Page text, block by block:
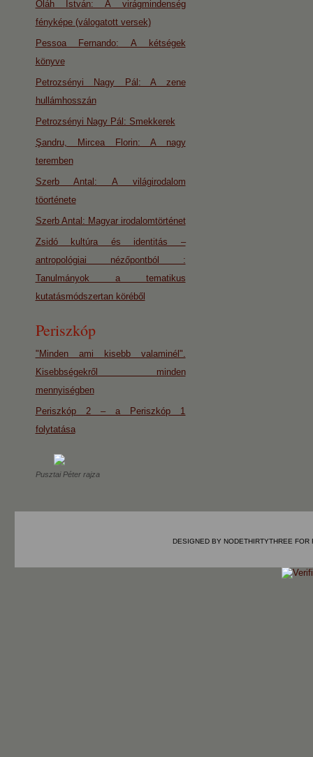
Oláh István: A virágmindenség
fényképe (válogatott versek)
Pessoa Fernando: A kétségek
könyve
Petrozsényi Nagy Pál: A zene
hullámhosszán
Petrozsényi Nagy Pál: Smekkerek
Şandru, Mircea Florin: A nagy
teremben
Szerb Antal: A világirodalom
töorténete
Szerb Antal: Magyar irodalomtörténet
Zsidó kultúra és identitás –
antropológiai nézőpontból :
Tanulmányok a tematikus
kutatásmódszertan köréből
Periszkóp
"Minden ami kisebb valaminél".
Kisebbségekről minden
mennyiségben
Periszkóp 2 – a Periszkóp 1
folytatása
Pusztai Péter rajza
DESIGNED BY NODETHIRTYTHREE FOR